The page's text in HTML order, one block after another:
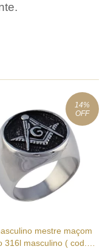
14%
OFF
mestre maçom
316l masculino ( cod.